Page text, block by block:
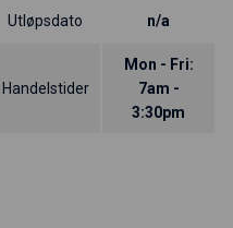
Utløpsdato n/a
Handelstider
Mon - Fri:
7am -
3:30pm